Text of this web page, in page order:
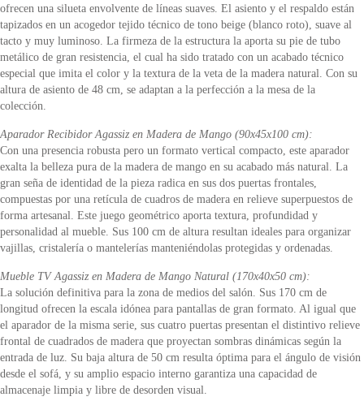
ofrecen una silueta envolvente de líneas suaves. El asiento y el respaldo están
tapizados en un acogedor tejido técnico de tono beige (blanco roto), suave al
tacto y muy luminoso. La firmeza de la estructura la aporta su pie de tubo
metálico de gran resistencia, el cual ha sido tratado con un acabado técnico
especial que imita el color y la textura de la veta de la madera natural. Con su
altura de asiento de 48 cm, se adaptan a la perfección a la mesa de la
colección.
Aparador Recibidor Agassiz en Madera de Mango (90x45x100 cm):
Con una presencia robusta pero un formato vertical compacto, este aparador
exalta la belleza pura de la madera de mango en su acabado más natural. La
gran seña de identidad de la pieza radica en sus dos puertas frontales,
compuestas por una retícula de cuadros de madera en relieve superpuestos de
forma artesanal. Este juego geométrico aporta textura, profundidad y
personalidad al mueble. Sus 100 cm de altura resultan ideales para organizar
vajillas, cristalería o mantelerías manteniéndolas protegidas y ordenadas.
Mueble TV Agassiz en Madera de Mango Natural (170x40x50 cm):
La solución definitiva para la zona de medios del salón. Sus 170 cm de
longitud ofrecen la escala idónea para pantallas de gran formato. Al igual que
el aparador de la misma serie, sus cuatro puertas presentan el distintivo relieve
frontal de cuadrados de madera que proyectan sombras dinámicas según la
entrada de luz. Su baja altura de 50 cm resulta óptima para el ángulo de visión
desde el sofá, y su amplio espacio interno garantiza una capacidad de
almacenaje limpia y libre de desorden visual.